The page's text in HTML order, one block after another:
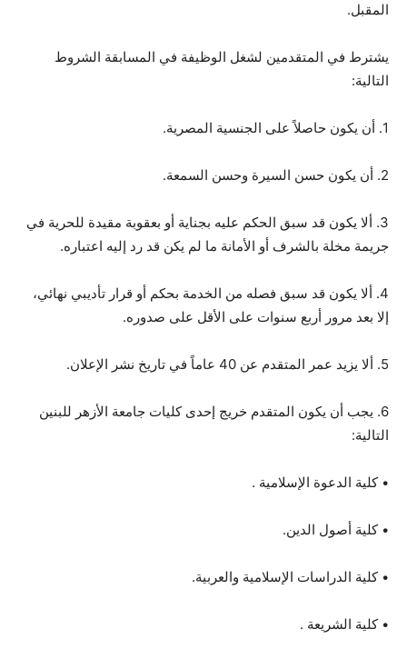
المقبل.
يشترط في المتقدمين لشغل الوظيفة في المسابقة الشروط
التالية:
1. أن يكون حاصلاً على الجنسية المصرية.
2. أن يكون حسن السيرة وحسن السمعة.
3. ألا يكون قد سبق الحكم عليه بجناية أو بعقوبة مقيدة للحرية في
جريمة مخلة بالشرف أو الأمانة ما لم يكن قد رد إليه اعتباره.
4. ألا يكون قد سبق فصله من الخدمة بحكم أو قرار تأديبي نهائي،
إلا بعد مرور أربع سنوات على الأقل على صدوره.
5. ألا يزيد عمر المتقدم عن 40 عاماً في تاريخ نشر الإعلان.
6. يجب أن يكون المتقدم خريج إحدى كليات جامعة الأزهر للبنين
التالية:
• كلية الدعوة الإسلامية .
• كلية أصول الدين.
• كلية الدراسات الإسلامية والعربية.
• كلية الشريعة .